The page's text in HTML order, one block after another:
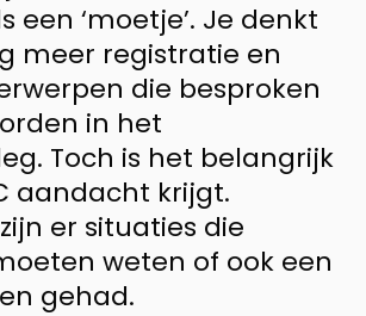
een ‘moetje’. Je denkt
meer registratie en
die besproken
in het
Toch is het belangrijk
aandacht krijgt.
er situaties die
weten of ook een
gehad.